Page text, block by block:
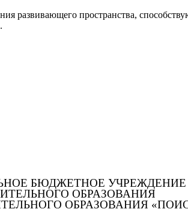
развивающего пространства,
БЮДЖЕТНОЕ УЧРЕЖДЕНИЕ
ОБРАЗОВАНИЯ
ОБРАЗОВАНИЯ